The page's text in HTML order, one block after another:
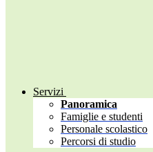
Servizi
Panoramica
Famiglie e studenti
Personale scolastico
Percorsi di studio